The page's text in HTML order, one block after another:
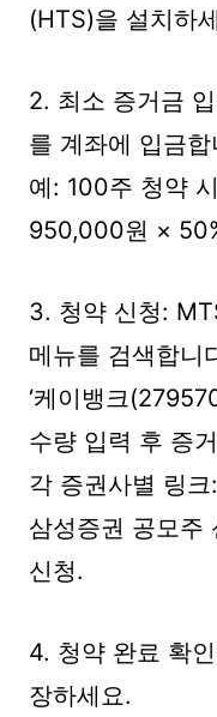
(HTS)을 설치하
2. 최소 증거금
를 계좌에 입금합
예: 100주 청약
950,000원 ×
3. 청약 신청:
메뉴를 검색합니
‘케이뱅크
수량 입력 후 증
각 증권사별 링
삼성증권 공모주
신청.
4. 청약 완료 확
장하세요.